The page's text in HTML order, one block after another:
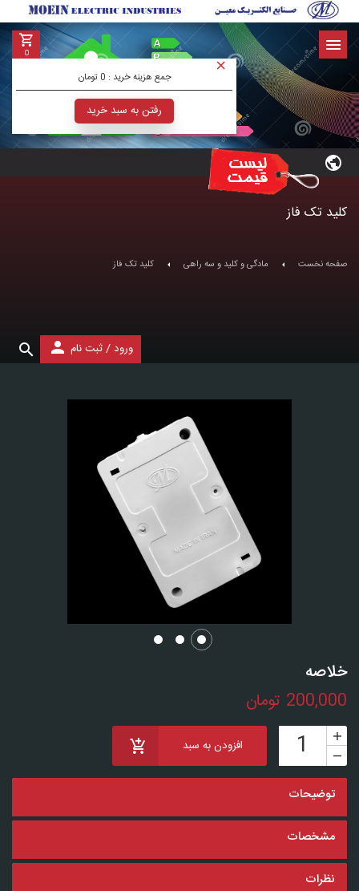
0
جمع هزینه خرید :
رفتن به سبد خرید
ورود/ثبت نام
کلید تک فاز
صفحه نخست مادگی و کلید و سه راهی کلید تک فاز
خلاصه
200,000 تومان
افزودن به سبد
توضیحات
مشخصات
نظرات